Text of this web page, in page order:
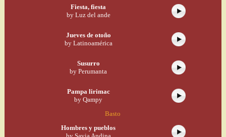
Fiesta, fiesta
by Luz del ande
Jueves de otoño
by Latinoamérica
Susurro
by Perumanta
Pampa lirimac
by Qampy
Basto
Hombres y pueblos